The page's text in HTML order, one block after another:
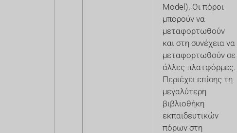
Model). Οι πόροι
μπορούν να
μεταφορτωθούν
και στη συνέχεια να
μεταφορτωθούν σε
άλλες πλατφόρμες.
Περιέχει επίσης τη
μεγαλύτερη
βιβλιοθήκη
εκπαιδευτικών
πόρων στη